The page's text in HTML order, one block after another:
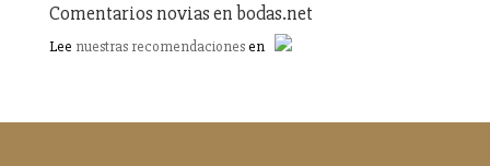
Comentarios novias en bodas.net
Lee nuestras recomendacionesen